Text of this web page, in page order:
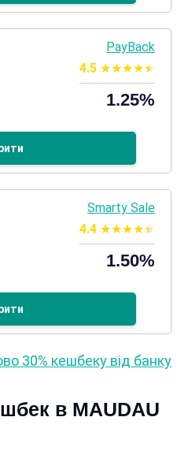
PayBack
4.5
1.25%
Smarty Sale
4.4
1.50%
30% кешбеку від банку
в MAUDAU